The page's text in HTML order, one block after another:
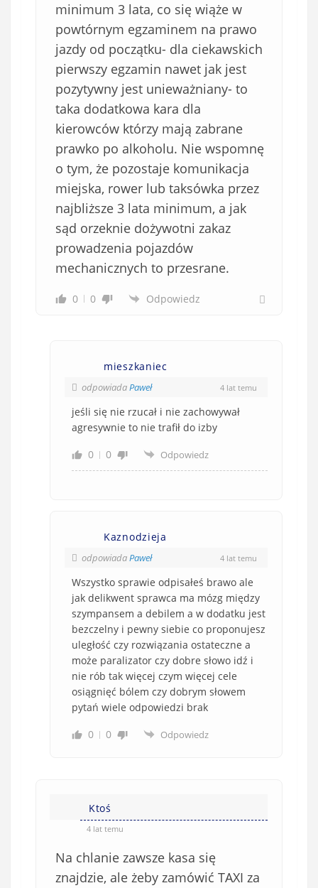
minimum 3 lata, co się wiąże w
powtórnym egzaminem na prawo
jazdy od początku- dla ciekawskich
pierwszy egzamin nawet jak jest
pozytywny jest unieważniany- to
taka dodatkowa kara dla
kierowców którzy mają zabrane
prawko po alkoholu. Nie wspomnę
o tym, że pozostaje komunikacja
miejska, rower lub taksówka przez
najbliższe 3 lata minimum, a jak
sąd orzeknie dożywotni zakaz
prowadzenia pojazdów
mechanicznych to przesrane.
0 0 Odpowiedz
mieszkaniec
odpowiadaPaweł 4 lat temu
jeśli się nie rzucał i nie zachowywał
agresywnie to nie trafił do izby
0
0 Odpowiedz
Kaznodzieja
odpowiadaPaweł 4 lat temu
Wszystko sprawie odpisałeś brawo ale
jak delikwent sprawca ma mózg między
szympansem a debilem a w dodatku jest
bezczelny i pewny siebie co proponujesz
uległość czy rozwiązania ostateczne a
może paralizator czy dobre słowo idź i
nie rób tak więcej czym więcej cele
osiągnięć bólem czy dobrym słowem
pytań wiele odpowiedzi brak
0
0 Odpowiedz
Ktoś
4 lat temu
Na chlanie zawsze kasa się
znajdzie, ale żeby zamówić TAXI za